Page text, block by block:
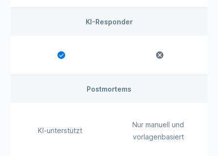
KI-Responder
Postmortems
KI-unterstützt
Nur manuell und
vorlagenbasiert